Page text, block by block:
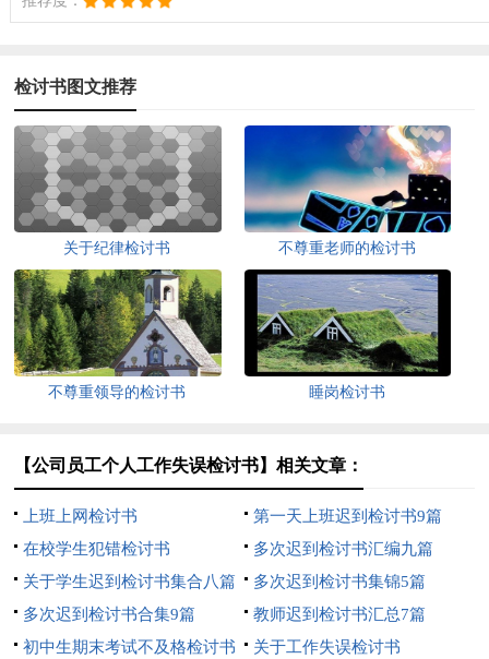
检讨书图文推荐
关于纪律检讨书 不尊重老师的检讨书
不尊重领导的检讨书 睡岗检讨书
【公司员工个人工作失误检讨书】相关文章：
上班上网检讨书
第一天上班迟到检讨书9篇
在校学生犯错检讨书
多次迟到检讨书汇编九篇
关于学生迟到检讨书集合八篇
多次迟到检讨书集锦5篇
多次迟到检讨书合集9篇
教师迟到检讨书汇总7篇
初中生期末考试不及格检讨书
关于工作失误检讨书